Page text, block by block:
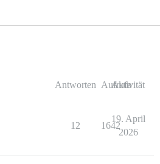
Antworten Aufrufe
Aktivität
12 1642
19. April
2026